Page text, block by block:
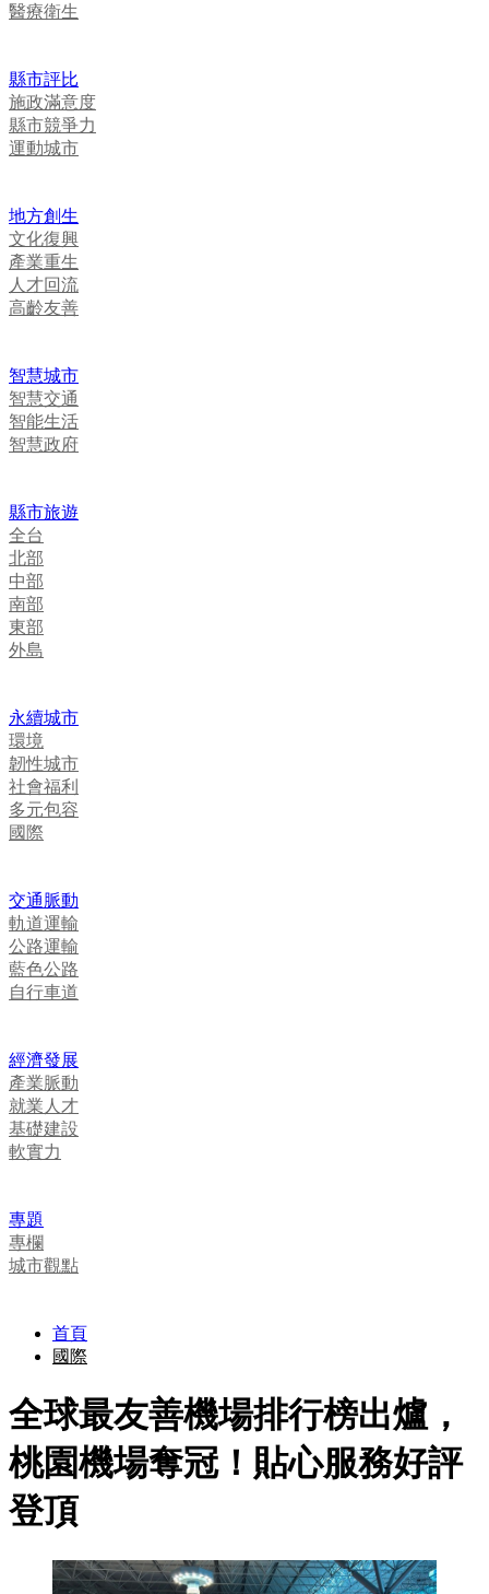
醫療衛生
縣市評比
施政滿意度
縣市競爭力
運動城市
地方創生
文化復興
產業重生
人才回流
高齡友善
智慧城市
智慧交通
智能生活
智慧政府
縣市旅遊
全台
北部
中部
南部
東部
外島
永續城市
環境
韌性城市
社會福利
多元包容
國際
交通脈動
軌道運輸
公路運輸
藍色公路
自行車道
經濟發展
產業脈動
就業人才
基礎建設
軟實力
專題
專欄
城市觀點
首頁
國際
全球最友善機場排行榜出爐，
桃園機場奪冠！貼心服務好評
登頂